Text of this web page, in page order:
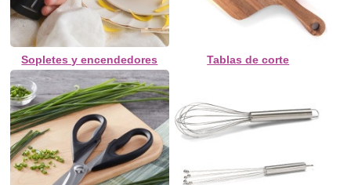
Sopletes y encendedores Tablas de corte